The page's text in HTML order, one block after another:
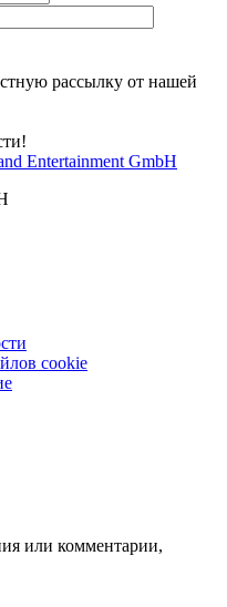
рассылку от нашей
cookie
или комментарии,